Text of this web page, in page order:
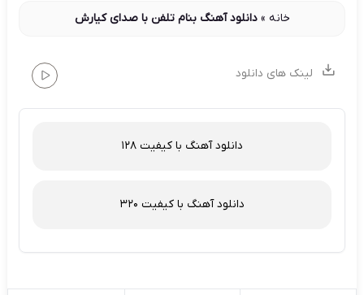
خانه »دانلود آهنگ بنام تلفن با صدای کیارش
لینک های دانلود
دانلود آهنگ با کیفیت 128
دانلود آهنگ با کیفیت 320